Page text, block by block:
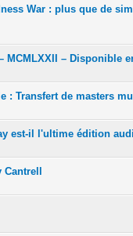
War : plus que de
MCMLXXII – Disponible
: Transfert de masters
est-il l'ultime édition